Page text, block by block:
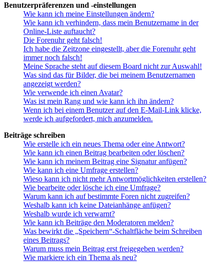
Benutzerpräferenzen und -einstellungen
Wie kann ich meine Einstellungen ändern?
Wie kann ich verhindern, dass mein Benutzername in der
Online-Liste auftaucht?
Die Forenuhr geht falsch!
Ich habe die Zeitzone eingestellt, aber die Forenuhr geht
immer noch falsch!
Meine Sprache steht auf diesem Board nicht zur Auswahl!
Was sind das für Bilder, die bei meinem Benutzernamen
angezeigt werden?
Wie verwende ich einen Avatar?
Was ist mein Rang und wie kann ich ihn ändern?
Wenn ich bei einem Benutzer auf den E-Mail-Link klicke,
werde ich aufgefordert, mich anzumelden.
Beiträge schreiben
Wie erstelle ich ein neues Thema oder eine Antwort?
Wie kann ich einen Beitrag bearbeiten oder löschen?
Wie kann ich meinem Beitrag eine Signatur anfügen?
Wie kann ich eine Umfrage erstellen?
Wieso kann ich nicht mehr Antwortmöglichkeiten erstellen?
Wie bearbeite oder lösche ich eine Umfrage?
Warum kann ich auf bestimmte Foren nicht zugreifen?
Weshalb kann ich keine Dateianhänge anfügen?
Weshalb wurde ich verwarnt?
Wie kann ich Beiträge den Moderatoren melden?
Was bewirkt die „Speichern“-Schaltfläche beim Schreiben
eines Beitrags?
Warum muss mein Beitrag erst freigegeben werden?
Wie markiere ich ein Thema als neu?